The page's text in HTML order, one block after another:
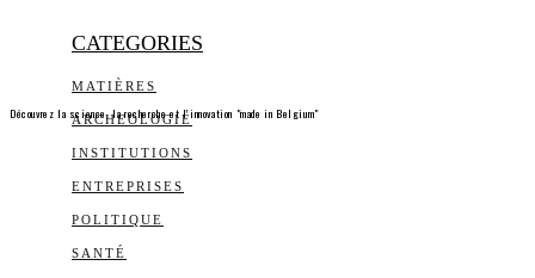
CATEGORIES
MATIÈRES
ARCHEOLOGIE
INSTITUTIONS
ENTREPRISES
POLITIQUE
SANTÉ
Découvrez la science, la recherche et l’innovation "made in Belgium"